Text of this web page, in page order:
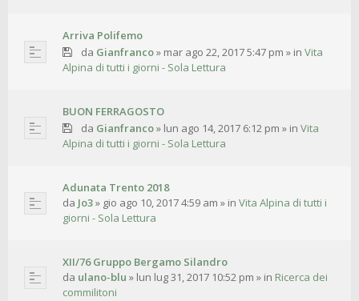
Arriva Polifemo
da Gianfranco» mar ago 22, 2017 5:47 pm » in Vita
Alpina di tutti i giorni - Sola Lettura
BUON FERRAGOSTO
da Gianfranco» lun ago 14, 2017 6:12 pm » in Vita
Alpina di tutti i giorni - Sola Lettura
Adunata Trento 2018
da Jo3» gio ago 10, 2017 4:59 am » in Vita Alpina di tutti i
giorni - Sola Lettura
XII/76 Gruppo Bergamo Silandro
da ulano-blu » lun lug 31, 2017 10:52 pm » in Ricerca dei
commilitoni